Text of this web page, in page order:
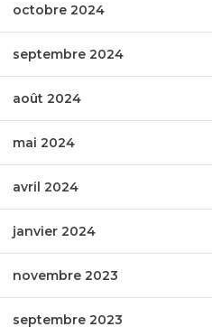
octobre 2024
septembre 2024
août 2024
mai 2024
avril 2024
janvier 2024
novembre 2023
septembre 2023